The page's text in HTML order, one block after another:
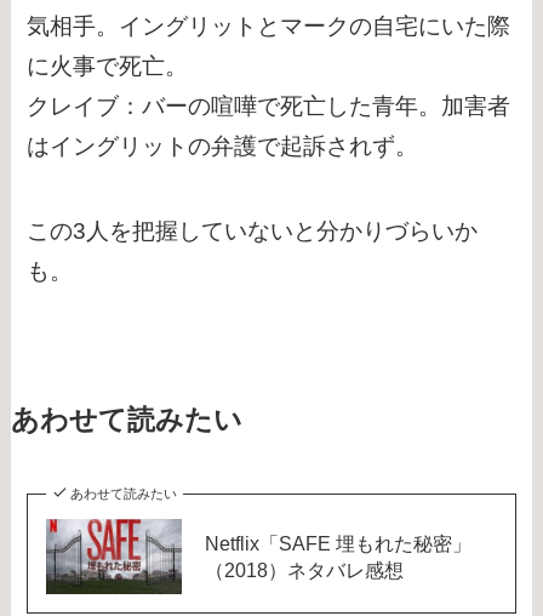
気相手。イングリットとマークの自宅にいた際
に火事で死亡。
クレイブ：バーの喧嘩で死亡した青年。加害者
はイングリットの弁護で起訴されず。
この3人を把握していないと分かりづらいか
も。
あわせて読みたい
あわせて読みたい
Netflix「SAFE 埋もれた秘密」
（2018）ネタバレ感想